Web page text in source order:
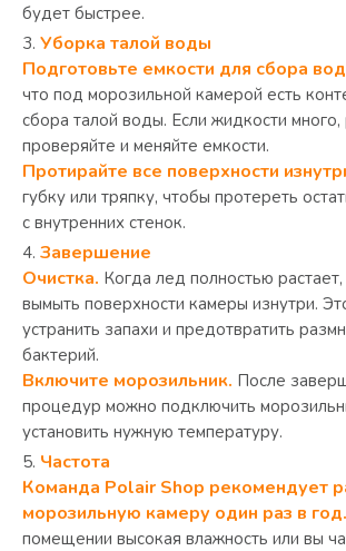
будет быстрее.
Уборка талой воды
Подготовьте емкости для сбора
что под морозильной камерой есть
сбора талой воды. Если жидкости много,
проверяйте и меняйте емкости.
Протирайте все поверхности
губку или тряпку, чтобы протереть
с внутренних стенок.
Завершение
Очистка. Когда лед полностью
вымыть поверхности камеры изнутри.
устранить запахи и предотвратить
бактерий.
Включите морозильник. После
процедур можно подключить
установить нужную температуру.
Частота
Команда Polair Shop рекомендует
морозильную камеру один раз в год.
помещении высокая влажность или вы